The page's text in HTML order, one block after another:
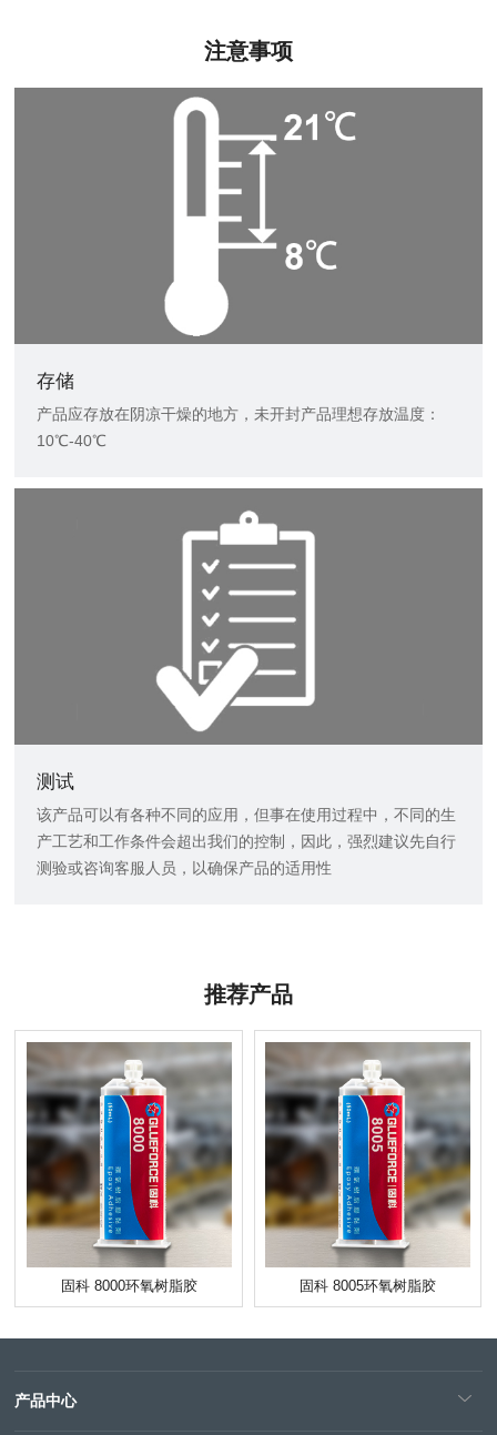
注意事项
存储
产品应存放在阴凉干燥的地方，未开封产品理想存放温度：
10℃-40℃
测试
该产品可以有各种不同的应用，但事在使用过程中，不同的生
产工艺和工作条件会超出我们的控制，因此，强烈建议先自行
测验或咨询客服人员，以确保产品的适用性
推荐产品
固科 8000环氧树脂胶 固科 8005环氧树脂胶
产品中心